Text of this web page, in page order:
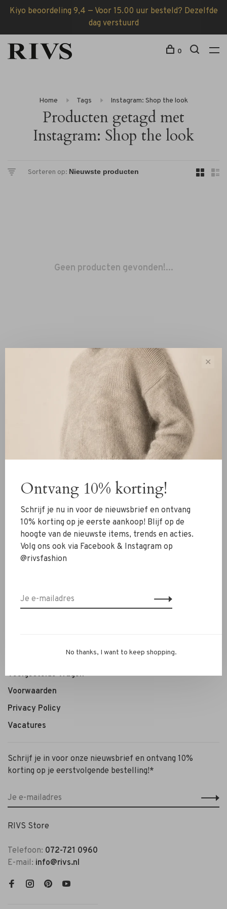
Kiyo beoordeling 9,4 — Voor 15.00 uur besteld? Dezelfde
dag verstuurd
0
Home Tags Instagram: Shop the look
Producten getagd met
Instagram: Shop the look
Sorteren op:
Geen producten gevonden!...
Toon 1 - 0 van 0
Schoenen
Sieraden
Accessoires
SALE
Contact
Personal Styling / Private Shopping
Veelgestelde vragen
Voorwaarden
Privacy Policy
Vacatures
Schrijf je in voor onze nieuwsbrief en ontvang 10%
korting op je eerstvolgende bestelling!*
RIVS Store
Telefoon: 072-721 0960
E-mail: info@rivs.nl
✕
Ontvang 10% korting!
Schrijf je nu in voor de nieuwsbrief en ontvang
10% korting op je eerste aankoop! Blijf op de
hoogte van de nieuwste items, trends en acties.
Volg ons ook via Facebook & Instagram op
@rivsfashion
No thanks, I want to keep shopping.